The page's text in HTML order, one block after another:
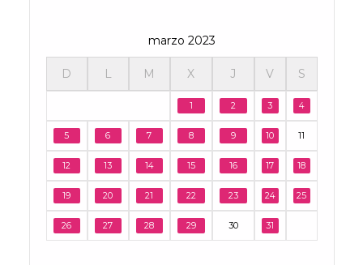
marzo 2023
D L M X J V S
1 2 3 4
5 6 7 8 9 10 11
12 13 14 15 16 17 18
19 20 21 22 23 24 25
26 27 28 29 30 31